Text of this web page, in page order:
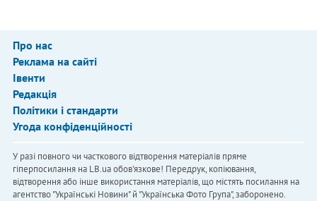
Про нас
Реклама на сайті
Івенти
Редакція
Політики і стандарти
Угода конфіденційності
У разі повного чи часткового відтворення матеріалів пряме
гіперпосилання на LB.ua обов'язкове! Передрук, копіювання,
відтворення або інше використання матеріалів, що містять посилання на
агентство "Українськi Новини" й "Українська Фото Група", заборонено.